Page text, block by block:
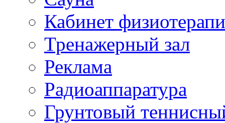
Кабинет
Тренажерный зал
Реклама
Радиоаппаратура
Грунтовый